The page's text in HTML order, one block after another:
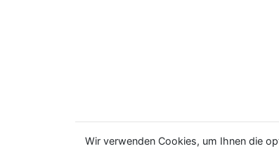
Wir verwenden Cookies, um Ihnen die